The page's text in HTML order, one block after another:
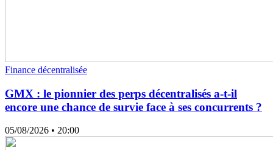
Finance décentralisée
GMX : le pionnier des perps décentralisés a-t-il
encore une chance de survie face à ses concurrents ?
05/08/2026 • 20:00